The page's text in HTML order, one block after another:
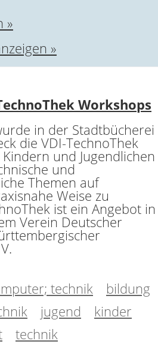
»
»
Workshops
in der Stadtbücherei
die VDI-TechnoThek
und Jugendlichen
und
Themen auf
Weise zu
ist ein Angebot in
Verein Deutscher
technik
bildung
jugend
kinder
technik